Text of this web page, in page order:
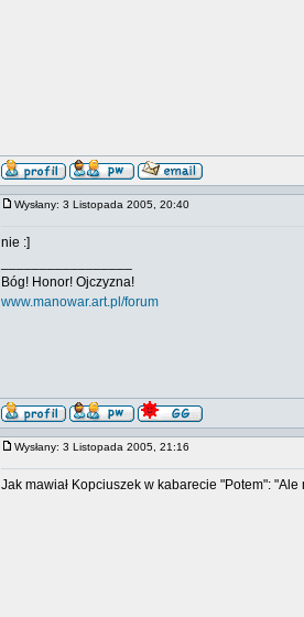
Wysłany: 3 Listopada 2005, 20:40
nie :]
Bóg! Honor! Ojczyzna!
www.manowar.art.pl/forum
Wysłany: 3 Listopada 2005, 21:16
Jak mawiał Kopciuszek w kabarecie "Potem":